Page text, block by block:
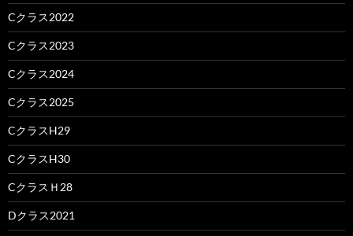
Cクラス2022
Cクラス2023
Cクラス2024
Cクラス2025
CクラスH29
CクラスH30
CクラスＨ28
Dクラス2021